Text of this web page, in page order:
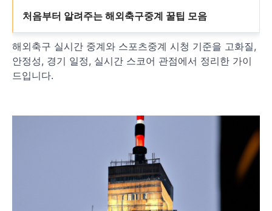
처음부터 알려주는 해외축구중계 꿀팁 모음
해외축구 실시간 중계와 스포츠중계 시청 기준을 고화질,
안정성, 경기 일정, 실시간 스코어 관점에서 정리한 가이
드입니다.